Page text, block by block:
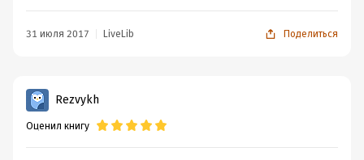
от количества к качеству и от качества к количеству
логике, так же, как и предмет изучения следующего
тома «Науки логики» - сущность.
Данный труд классической философии не утратил
действительно стоит по-настоящему работать.
31 июля 2017 LiveLib Поделиться
Rezvykh
Оценил книгу